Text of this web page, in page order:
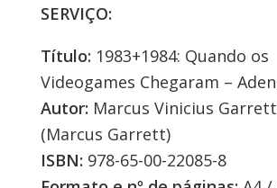
SERVIÇO:
Título: 1983+1984: Quando os
Videogames Chegaram –
Autor: Marcus Vinicius
(Marcus Garrett)
ISBN: 978-65-00-22085-8